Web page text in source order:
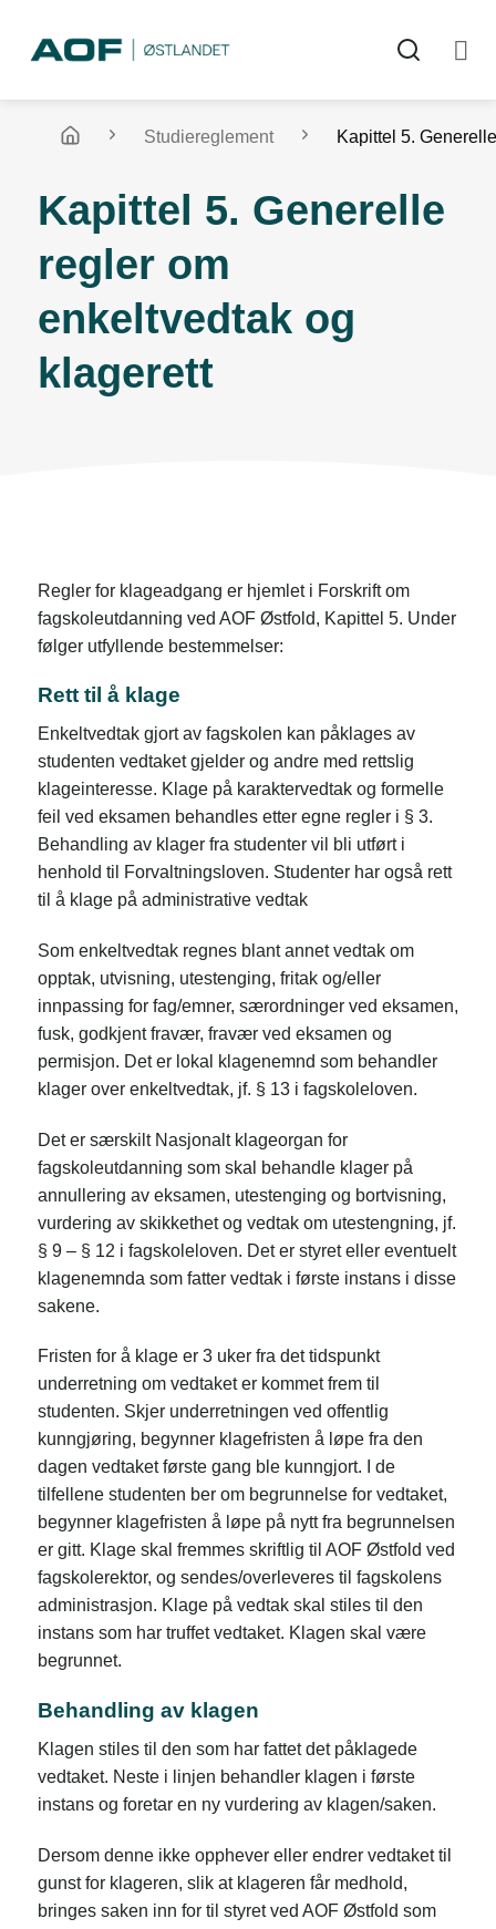
content
Studiereglement Kapittel 5.
Kapittel 5. Generelle
regler om
enkeltvedtak og
klagerett
Regler for klageadgang er hjemlet i Forskrift om
fagskoleutdanning ved AOF Østfold, Kapittel 5. Under
følger utfyllende bestemmelser:
Rett til å klage
Enkeltvedtak gjort av fagskolen kan påklages av
studenten vedtaket gjelder og andre med rettslig
klageinteresse. Klage på karaktervedtak og formelle
feil ved eksamen behandles etter egne regler i § 3.
Behandling av klager fra studenter vil bli utført i
henhold til Forvaltningsloven. Studenter har også rett
til å klage på administrative vedtak
Som enkeltvedtak regnes blant annet vedtak om
opptak, utvisning, utestenging, fritak og/eller
innpassing for fag/emner, særordninger ved eksamen,
fusk, godkjent fravær, fravær ved eksamen og
permisjon. Det er lokal klagenemnd som behandler
klager over enkeltvedtak, jf. § 13 i fagskoleloven.
Det er særskilt Nasjonalt klageorgan for
fagskoleutdanning som skal behandle klager på
annullering av eksamen, utestenging og bortvisning,
vurdering av skikkethet og vedtak om utestengning, jf.
§ 9 – § 12 i fagskoleloven. Det er styret eller eventuelt
klagenemnda som fatter vedtak i første instans i disse
sakene.
Fristen for å klage er 3 uker fra det tidspunkt
underretning om vedtaket er kommet frem til
studenten. Skjer underretningen ved offentlig
kunngjøring, begynner klagefristen å løpe fra den
dagen vedtaket første gang ble kunngjort. I de
tilfellene studenten ber om begrunnelse for vedtaket,
begynner klagefristen å løpe på nytt fra begrunnelsen
er gitt. Klage skal fremmes skriftlig til AOF Østfold ved
fagskolerektor, og sendes/overleveres til fagskolens
administrasjon. Klage på vedtak skal stiles til den
instans som har truffet vedtaket. Klagen skal være
begrunnet.
Behandling av klagen
Klagen stiles til den som har fattet det påklagede
vedtaket. Neste i linjen behandler klagen i første
instans og foretar en ny vurdering av klagen/saken.
Dersom denne ikke opphever eller endrer vedtaket til
gunst for klageren, slik at klageren får medhold,
bringes saken inn for til styret ved AOF Østfold som